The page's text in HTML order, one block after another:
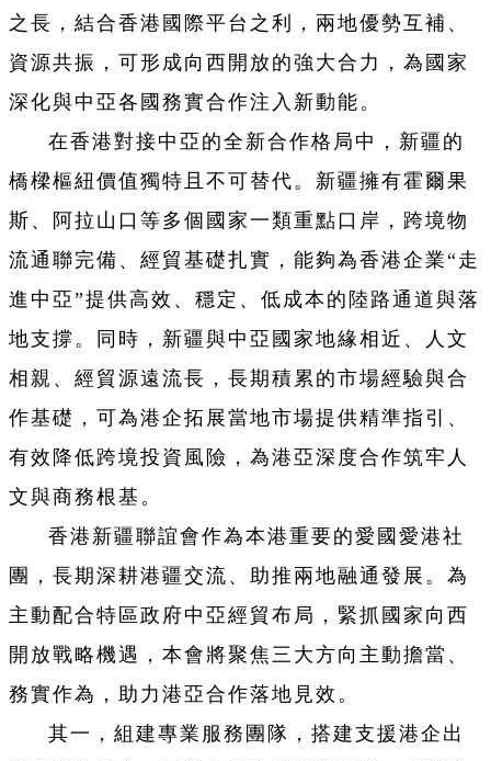
之長，結合香港國際平台之利，兩地優勢互補、
資源共振，可形成向西開放的強大合力，為國家
深化與中亞各國務實合作注入新動能。
在香港對接中亞的全新合作格局中，新疆的
橋樑樞紐價值獨特且不可替代。新疆擁有霍爾果
斯、阿拉山口等多個國家一類重點口岸，跨境物
流通聯完備、經貿基礎扎實，能夠為香港企業“走
進中亞”提供高效、穩定、低成本的陸路通道與落
地支撐。同時，新疆與中亞國家地緣相近、人文
相親、經貿源遠流長，長期積累的市場經驗與合
作基礎，可為港企拓展當地市場提供精準指引、
有效降低跨境投資風險，為港亞深度合作筑牢人
文與商務根基。
香港新疆聯誼會作為本港重要的愛國愛港社
團，長期深耕港疆交流、助推兩地融通發展。為
主動配合特區政府中亞經貿布局，緊抓國家向西
開放戰略機遇，本會將聚焦三大方向主動擔當、
務實作為，助力港亞合作落地見效。
其一，組建專業服務團隊，搭建支援港企出